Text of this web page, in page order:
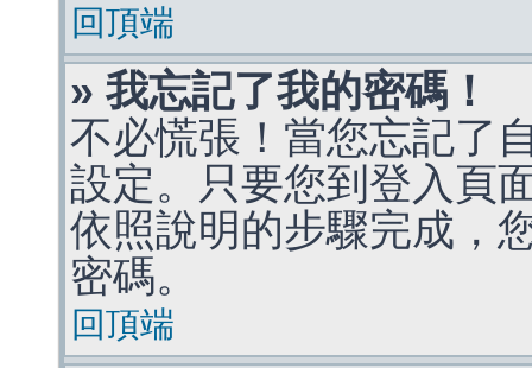
回頂端
» 我忘記了我的密碼！
不必慌張！當您忘記了
設定。只要您到登入頁
依照說明的步驟完成，
密碼。
回頂端